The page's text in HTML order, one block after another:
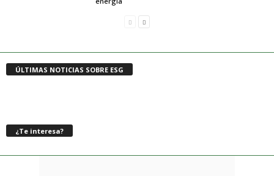
ÚLTIMAS NOTICIAS SOBRE ESG
¿Te interesa?